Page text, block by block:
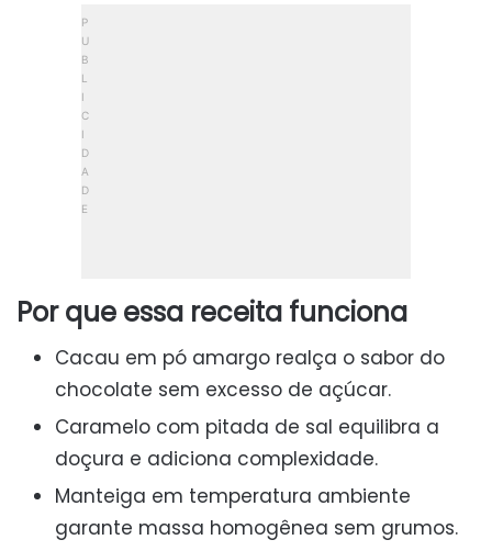
Por que essa receita funciona
Cacau em pó amargo realça o sabor do
chocolate sem excesso de açúcar.
Caramelo com pitada de sal equilibra a
doçura e adiciona complexidade.
Manteiga em temperatura ambiente
garante massa homogênea sem grumos.